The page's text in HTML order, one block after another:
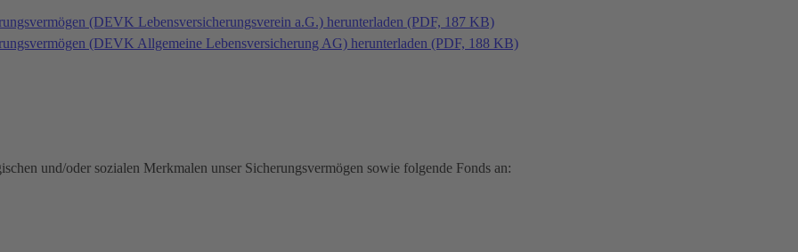
(DEVK Lebensversicherungsverein a.G.) herunterladen (PDF, 187 KB)
(DEVK Allgemeine Lebensversicherung AG) herunterladen (PDF, 188 KB)
und/oder sozialen Merkmalen unser Sicherungsvermögen sowie folgende Fonds an: